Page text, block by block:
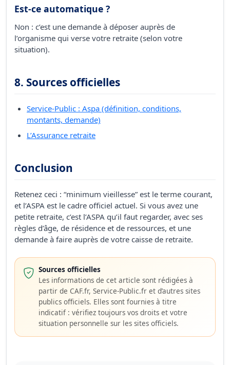
Est-ce automatique ?
Non : c’est une demande à déposer auprès de
l’organisme qui verse votre retraite (selon votre
situation).
8. Sources officielles
Service-Public : Aspa (définition, conditions,
montants, demande)
L’Assurance retraite
Conclusion
Retenez ceci : “minimum vieillesse” est le terme courant,
et l’ASPA est le cadre officiel actuel. Si vous avez une
petite retraite, c’est l’ASPA qu’il faut regarder, avec ses
règles d’âge, de résidence et de ressources, et une
demande à faire auprès de votre caisse de retraite.
Sources officielles
Les informations de cet article sont rédigées à
partir de CAF.fr, Service-Public.fr et d’autres sites
publics officiels. Elles sont fournies à titre
indicatif : vérifiez toujours vos droits et votre
situation personnelle sur les sites officiels.